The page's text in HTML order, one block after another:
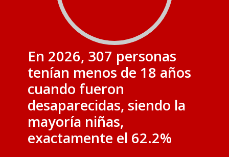
En 2026, 307 personas
tenían menos de 18 años
cuando fueron
desaparecidas, siendo la
mayoría niñas,
exactamente el 62.2%